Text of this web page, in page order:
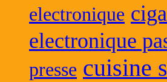
electronique
electronique
presse cuisine